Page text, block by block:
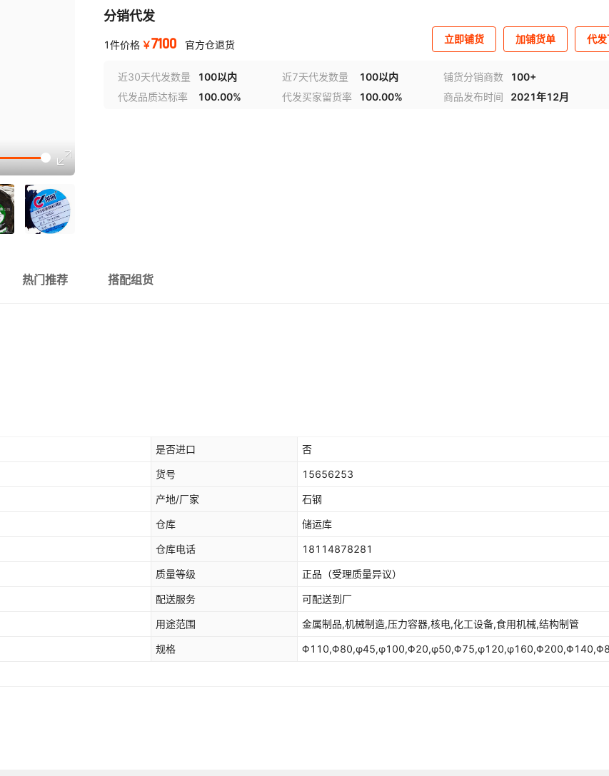
φ120
φ160 10吨
Φ200 库存 10吨
Φ140 库存 10吨
分销代发
1件价格 ￥7100 官方仓退货 立即铺货 加铺货单 代
近30天代发数量 100以内 近7天代发数量 100以内 铺货分销商数
100+
代发品质达标率
100.00% 代发买家留货率 100.00% 商品发布时间 2021年12月
热门推荐 搭配组货
是否进口 否
货号 15656253
产地/厂家 石钢
仓库 储运库
仓库电话 18114878281
质量等级 正品（受理质量异议）
配送服务 可配送到厂
用途范围 金属制品,机械制造,压力容器,核电,化工设备,食用机械,结构制管
规格